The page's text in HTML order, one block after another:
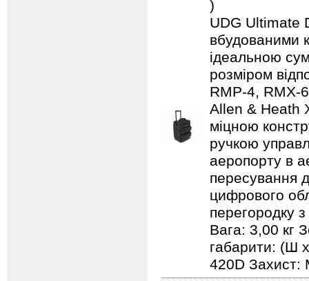
)
UDG Ultimate
вбудованими
ідеальною
розміром
RMP-4, RMX-
Allen & Heath
міцною
ручкою
аеропорту в
пересування
цифрового
перегородку
Вага: 3,00 кг
габарити: (Ш
420D Захист: